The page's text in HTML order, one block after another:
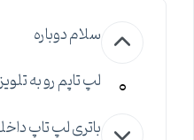
0
سلام دوباره
لپ تاپم رو به
باتری لپ تاپ